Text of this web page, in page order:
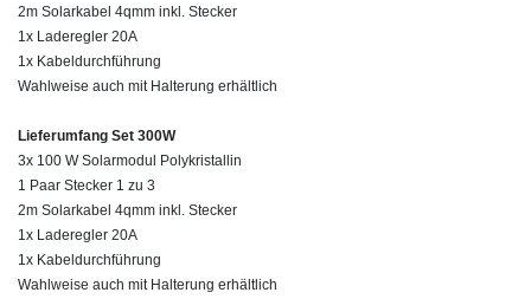
2m Solarkabel 4qmm inkl. Stecker
1x Laderegler 20A
1x Kabeldurchführung
Wahlweise auch mit Halterung erhältlich
Lieferumfang Set 300W
3x 100 W Solarmodul Polykristallin
1 Paar Stecker 1 zu 3
2m Solarkabel 4qmm inkl. Stecker
1x Laderegler 20A
1x Kabeldurchführung
Wahlweise auch mit Halterung erhältlich